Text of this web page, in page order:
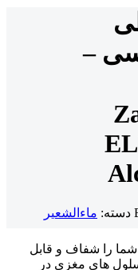
سی سی –
دسته: ماءالشعیر
را شفاف و قابل
های مغزی در